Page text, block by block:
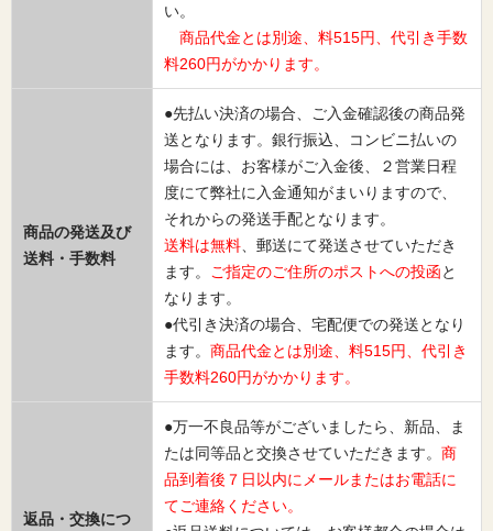
い。
商品代金とは別途、料515円、代引き手数
料260円がかかります。
商品の発送及び
送料・手数料
●先払い決済の場合、ご入金確認後の商品発
送となります。銀行振込、コンビニ払いの
場合には、お客様がご入金後、２営業日程
度にて弊社に入金通知がまいりますので、
それからの発送手配となります。
送料は無料 、郵送にて発送させていただき
ます。
ご指定のご住所のポストへの投函と
なります。
●代引き決済の場合、宅配便での発送となり
ます。 商品代金とは別途、料515円、代引き
手数料260円がかかります。
返品・交換につ
●万一不良品等がございましたら、新品、ま
たは同等品と交換させていただきます。 商
品到着後７日以内にメールまたはお電話に
てご連絡ください。